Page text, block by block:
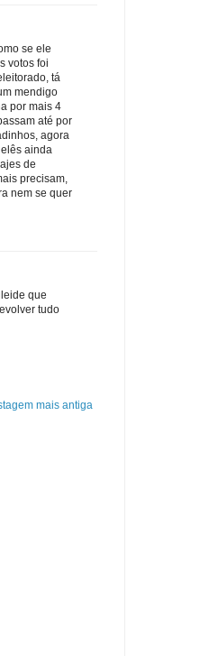
se ele
votos foi
tá
mendigo
por mais 4
até por
agora
ainda
de
precisam,
nem se quer
que
tudo
mais antiga